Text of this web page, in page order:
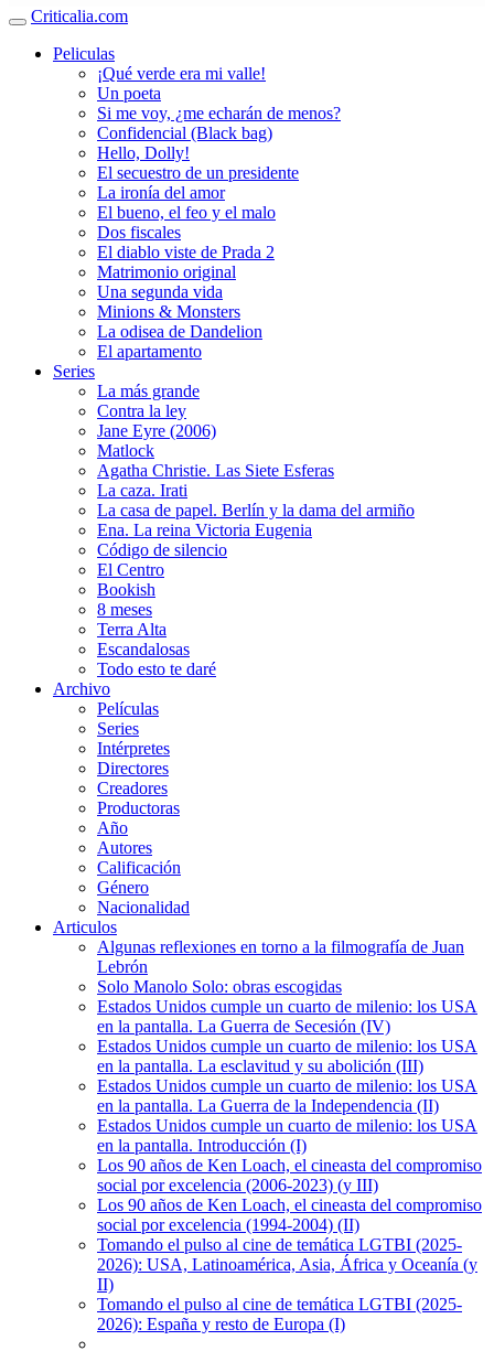
Criticalia.com
Peliculas
¡Qué verde era mi valle!
Un poeta
Si me voy, ¿me echarán de menos?
Confidencial (Black bag)
Hello, Dolly!
El secuestro de un presidente
La ironía del amor
El bueno, el feo y el malo
Dos fiscales
El diablo viste de Prada 2
Matrimonio original
Una segunda vida
Minions & Monsters
La odisea de Dandelion
El apartamento
Series
La más grande
Contra la ley
Jane Eyre (2006)
Matlock
Agatha Christie. Las Siete Esferas
La caza. Irati
La casa de papel. Berlín y la dama del armiño
Ena. La reina Victoria Eugenia
Código de silencio
El Centro
Bookish
8 meses
Terra Alta
Escandalosas
Todo esto te daré
Archivo
Películas
Series
Intérpretes
Directores
Creadores
Productoras
Año
Autores
Calificación
Género
Nacionalidad
Articulos
Algunas reflexiones en torno a la filmografía de Juan
Lebrón
Solo Manolo Solo: obras escogidas
Estados Unidos cumple un cuarto de milenio: los USA
en la pantalla. La Guerra de Secesión (IV)
Estados Unidos cumple un cuarto de milenio: los USA
en la pantalla. La esclavitud y su abolición (III)
Estados Unidos cumple un cuarto de milenio: los USA
en la pantalla. La Guerra de la Independencia (II)
Estados Unidos cumple un cuarto de milenio: los USA
en la pantalla. Introducción (I)
Los 90 años de Ken Loach, el cineasta del compromiso
social por excelencia (2006-2023) (y III)
Los 90 años de Ken Loach, el cineasta del compromiso
social por excelencia (1994-2004) (II)
Tomando el pulso al cine de temática LGTBI (2025-
2026): USA, Latinoamérica, Asia, África y Oceanía (y
II)
Tomando el pulso al cine de temática LGTBI (2025-
2026): España y resto de Europa (I)